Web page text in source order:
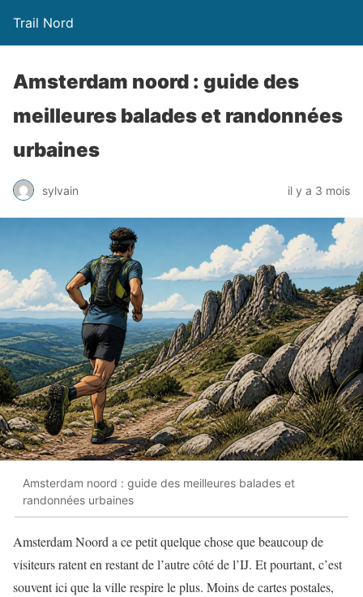
Trail Nord
Amsterdam noord : guide des
meilleures balades et randonnées
urbaines
sylvain il y a 3 mois
Amsterdam noord : guide des meilleures balades et
randonnées urbaines
Amsterdam Noord a ce petit quelque chose que beaucoup de
visiteurs ratent en restant de l’autre côté de l’IJ. Et pourtant, c’est
souvent ici que la ville respire le plus. Moins de cartes postales,